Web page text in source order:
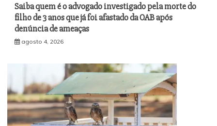
Saiba quem é o advogado investigado pela morte do
filho de 3 anos que já foi afastado da OAB após
denúncia de ameaças
agosto 4, 2026